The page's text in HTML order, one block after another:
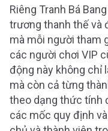
Riêng Tranh Bá
trương thanh thế và
mà mỗi người tham
các người chơi VIP
động này không chỉ
mà còn cả từng
theo dạng thức tính
các mốc quy định